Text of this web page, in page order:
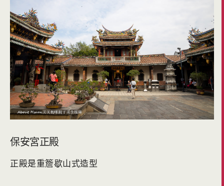
保安宮正殿
正殿是重簷歇山式造型